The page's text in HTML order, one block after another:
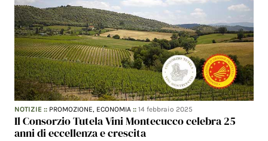
NOTIZIE :: PROMOZIONE, ECONOMIA ::14 febbraio 2025
Il Consorzio Tutela Vini Montecucco celebra 25
anni di eccellenza e crescita